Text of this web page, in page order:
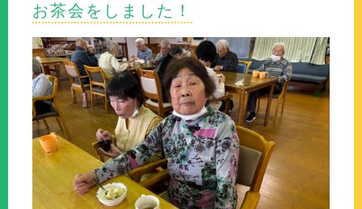
お茶会をしました！